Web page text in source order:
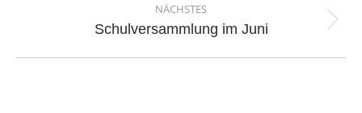
NÄCHSTES
Nächster
Schulversammlung im Juni